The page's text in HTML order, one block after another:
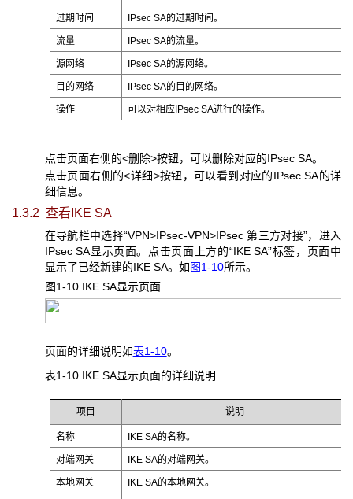
过期时间 IPsec SA的过期时间。
流量 IPsec SA的流量。
源网络 IPsec SA的源网络。
目的网络 IPsec SA的目的网络。
操作 可以对相应IPsec SA进行的操作。
点击页面右侧的<删除>按钮，可以删除对应的IPsec SA。
点击页面右侧的<详细>按钮，可以看到对应的IPsec SA的详
细信息。
1.3.2 查看IKE SA
在导航栏中选择“VPN>IPsec-VPN>IPsec 第三方对接”，进入
IPsec SA显示页面。点击页面上方的“IKE SA”标签，页面中
显示了已经新建的IKE SA。如图1-10所示。
图1-10 IKE SA显示页面
页面的详细说明如表1-10。
表1-10 IKE SA显示页面的详细说明
项目 说明
名称 IKE SA的名称。
对端网关 IKE SA的对端网关。
本地网关 IKE SA的本地网关。